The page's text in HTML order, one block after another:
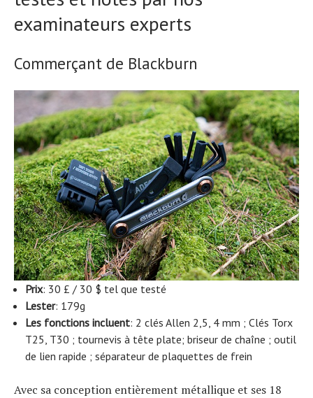
examinateurs experts
Commerçant de Blackburn
Prix: 30 £ / 30 $ tel que testé
Lester: 179g
Les fonctions incluent: 2 clés Allen 2,5, 4 mm ; Clés Torx
T25, T30 ; tournevis à tête plate; briseur de chaîne ; outil
de lien rapide ; séparateur de plaquettes de frein
Avec sa conception entièrement métallique et ses 18